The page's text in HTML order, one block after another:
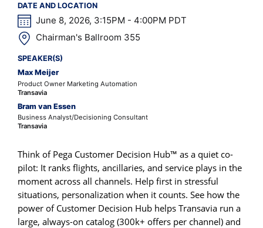
DATE AND LOCATION
June 8, 2026, 3:15PM - 4:00PM PDT
Chairman's Ballroom 355
SPEAKER(S)
Max Meijer
Product Owner Marketing Automation
Transavia
Bram van Essen
Business Analyst/Decisioning Consultant
Transavia
Think of Pega Customer Decision Hub™ as a quiet co-
pilot: It ranks flights, ancillaries, and service plays in the
moment across all channels. Help first in stressful
situations, personalization when it counts. See how the
power of Customer Decision Hub helps Transavia run a
large, always-on catalog (300k+ offers per channel) and